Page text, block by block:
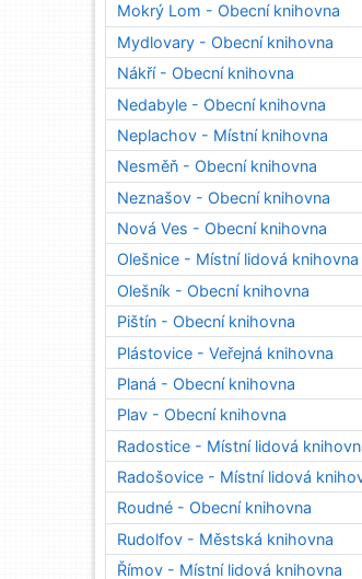
Mokrý Lom - Obecní knihovna
Mydlovary - Obecní knihovna
Nákří - Obecní knihovna
Nedabyle - Obecní knihovna
Neplachov - Místní knihovna
Nesměň - Obecní knihovna
Neznašov - Obecní knihovna
Nová Ves - Obecní knihovna
Olešnice - Místní lidová knihovna
Olešník - Obecní knihovna
Pištín - Obecní knihovna
Plástovice - Veřejná knihovna
Planá - Obecní knihovna
Plav - Obecní knihovna
Radostice - Místní lidová
Radošovice - Místní lidová
Roudné - Obecní knihovna
Rudolfov - Městská knihovna
Římov - Místní lidová knihovna